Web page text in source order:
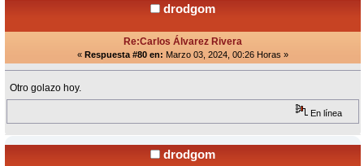
drodgom
Re:Carlos Álvarez Rivera
« Respuesta #80 en: Marzo 03, 2024, 00:26 Horas »
Otro golazo hoy.
En línea
drodgom